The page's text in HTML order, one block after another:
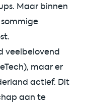
Maar binnen
veelbelovend
maar er
actief. Dit
aan te